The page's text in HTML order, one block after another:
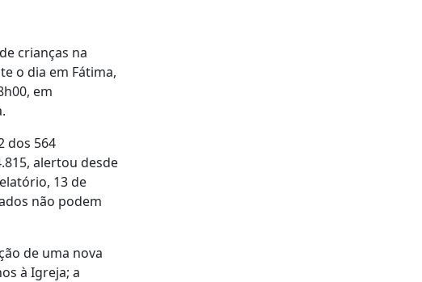
crianças na
o dia em Fátima,
em
dos 564
alertou desde
13 de
não podem
de uma nova
à Igreja; a